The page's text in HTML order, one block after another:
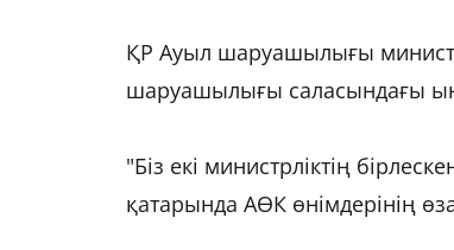
ҚР Ауыл шаруашылығы
шаруашылығы саласындағы
"Біз екі министрліктің
қатарында АӨК өнімдерінің